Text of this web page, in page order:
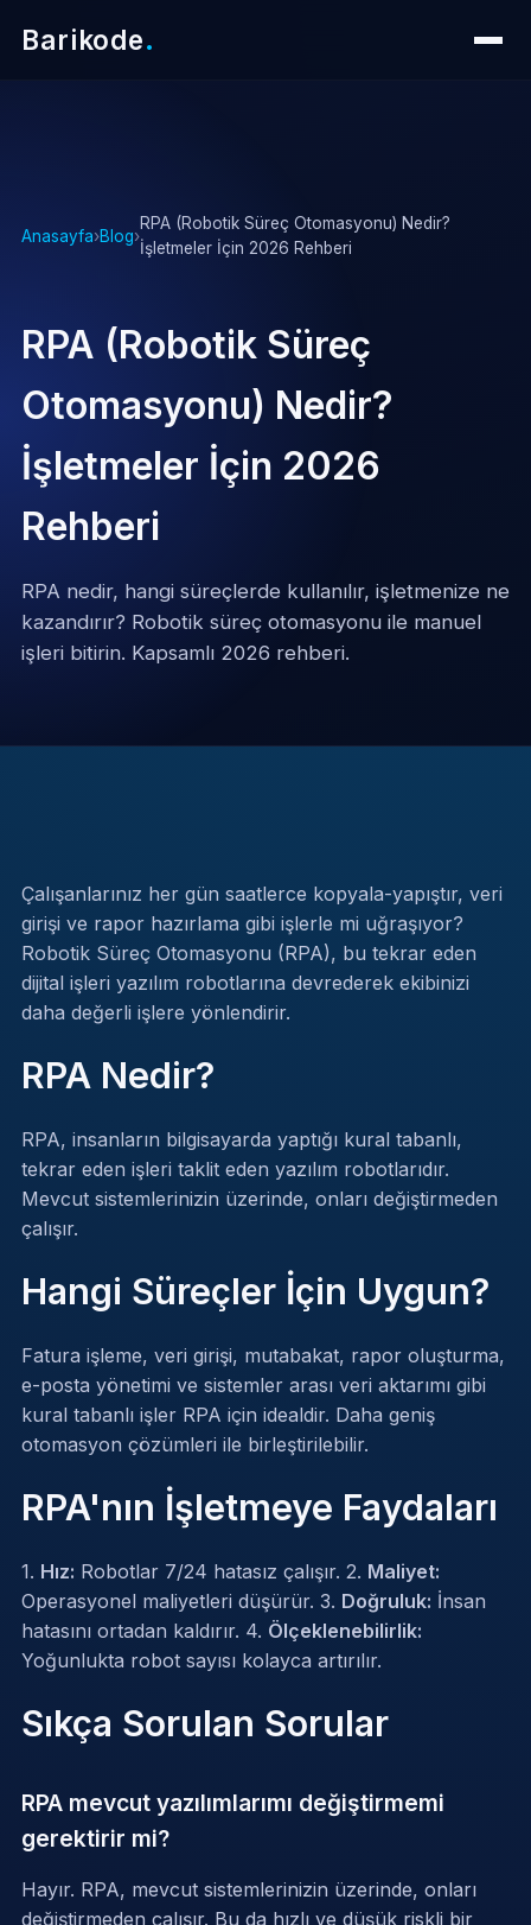
Barikode.
Anasayfa›Blog›
RPA (Robotik Süreç Otomasyonu) Nedir?
İşletmeler İçin 2026 Rehberi
RPA (Robotik Süreç
Otomasyonu) Nedir?
İşletmeler İçin 2026
Rehberi
RPA nedir, hangi süreçlerde kullanılır, işletmenize ne
kazandırır? Robotik süreç otomasyonu ile manuel
işleri bitirin. Kapsamlı 2026 rehberi.
Çalışanlarınız her gün saatlerce kopyala-yapıştır, veri
girişi ve rapor hazırlama gibi işlerle mi uğraşıyor?
Robotik Süreç Otomasyonu (RPA), bu tekrar eden
dijital işleri yazılım robotlarına devrederek ekibinizi
daha değerli işlere yönlendirir.
RPA Nedir?
RPA, insanların bilgisayarda yaptığı kural tabanlı,
tekrar eden işleri taklit eden yazılım robotlarıdır.
Mevcut sistemlerinizin üzerinde, onları değiştirmeden
çalışır.
Hangi Süreçler İçin Uygun?
Fatura işleme, veri girişi, mutabakat, rapor oluşturma,
e-posta yönetimi ve sistemler arası veri aktarımı gibi
kural tabanlı işler RPA için idealdir. Daha geniş
otomasyon çözümleri ile birleştirilebilir.
RPA'nın İşletmeye Faydaları
1. Hız: Robotlar 7/24 hatasız çalışır. 2. Maliyet:
Operasyonel maliyetleri düşürür. 3. Doğruluk: İnsan
hatasını ortadan kaldırır. 4. Ölçeklenebilirlik:
Yoğunlukta robot sayısı kolayca artırılır.
Sıkça Sorulan Sorular
RPA mevcut yazılımlarımı değiştirmemi
gerektirir mi?
Hayır. RPA, mevcut sistemlerinizin üzerinde, onları
değiştirmeden çalışır. Bu da hızlı ve düşük riskli bir